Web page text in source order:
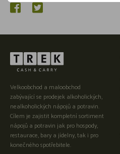
Velkoobchod a maloobchod
zabývající se prodejek alkoholických,
nealkoholických nápojů a potravin.
Cílem je zajistit kompletní sortiment
nápojů a potravin jak pro hospody,
restaurace, bary a jídelny, tak i pro
konečného spotřebitele.